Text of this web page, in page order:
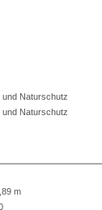
Naturschutz
Naturschutz
m